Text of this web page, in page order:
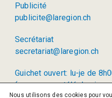
Publicité
publicite@laregion.ch
Secrétariat
secretariat@laregion.ch
Guichet ouvert: lu-je de
(permanence
Nous utilisons des cookies pour